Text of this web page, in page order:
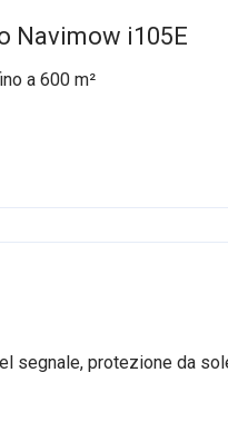
Navimow i105E
a 600 m²
segnale, protezione da